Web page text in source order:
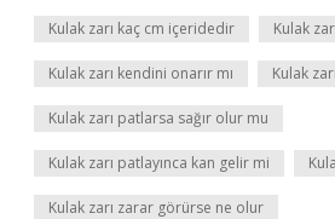
Kulak zarı kaç cm içeridedir Kulak
Kulak zarı kendini onarır mı Kulak
Kulak zarı patlarsa sağır olur mu
Kulak zarı patlayınca kan gelir mi
Kulak zarı zarar görürse ne olur